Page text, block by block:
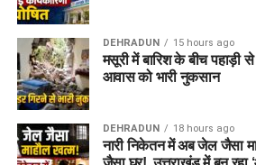
DEHRADUN 15 hours ago
मसूरी में बारिश के बीच पहाड़ी से
आवास को भारी नुकसान
DEHRADUN 18 hours ago
नारी निकेतन में अब जेल जैसा